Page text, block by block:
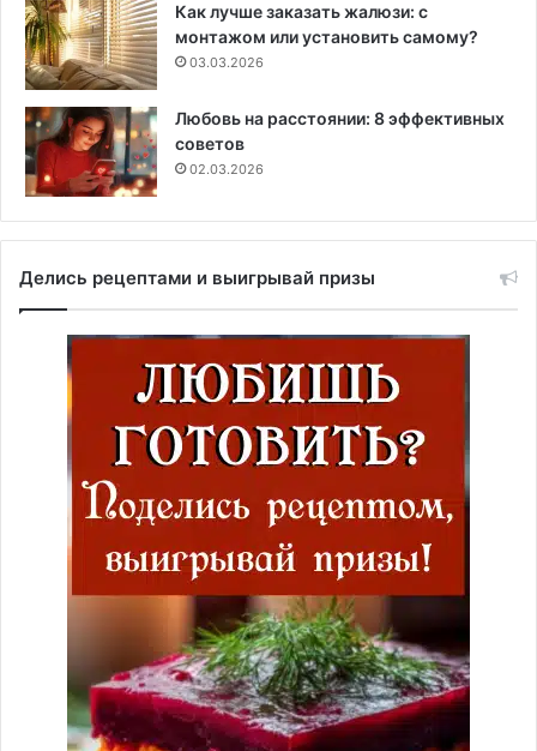
Как лучше заказать жалюзи: с
монтажом или установить самому?
03.03.2026
Любовь на расстоянии: 8 эффективных
советов
02.03.2026
Делись рецептами и выигрывай призы